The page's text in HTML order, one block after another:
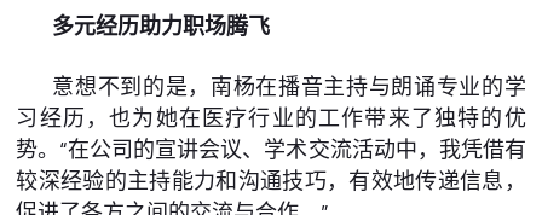
多元经历助力职场腾飞
意想不到的是，南杨在播音主持与朗诵专业的学
习经历，也为她在医疗行业的工作带来了独特的优
势。“在公司的宣讲会议、学术交流活动中，我凭借有
较深经验的主持能力和沟通技巧，有效地传递信息，